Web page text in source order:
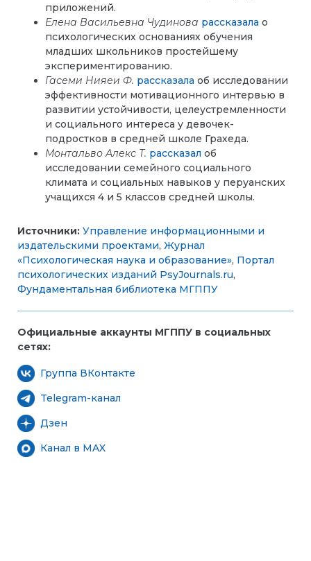
приложений.
Елена Васильевна Чудинова рассказала о
психологических основаниях обучения
младших школьников простейшему
экспериментированию.
Гасеми Нияеи Ф. рассказала об исследовании
эффективности мотивационного интервью в
развитии устойчивости, целеустремленности
и социального интереса у девочек-
подростков в средней школе Грахеда.
Монтальво Алекс Т. рассказал об
исследовании семейного социального
климата и социальных навыков у перуанских
учащихся 4 и 5 классов средней школы.
Источники: Управление информационными и
издательскими проектами, Журнал
«Психологическая наука и образование», Портал
психологических изданий PsyJournals.ru,
Фундаментальная библиотека МГППУ
Официальные аккаунты МГППУ в социальных
сетях:
Группа ВКонтакте
Telegram-канал
Дзен
Канал в MAX